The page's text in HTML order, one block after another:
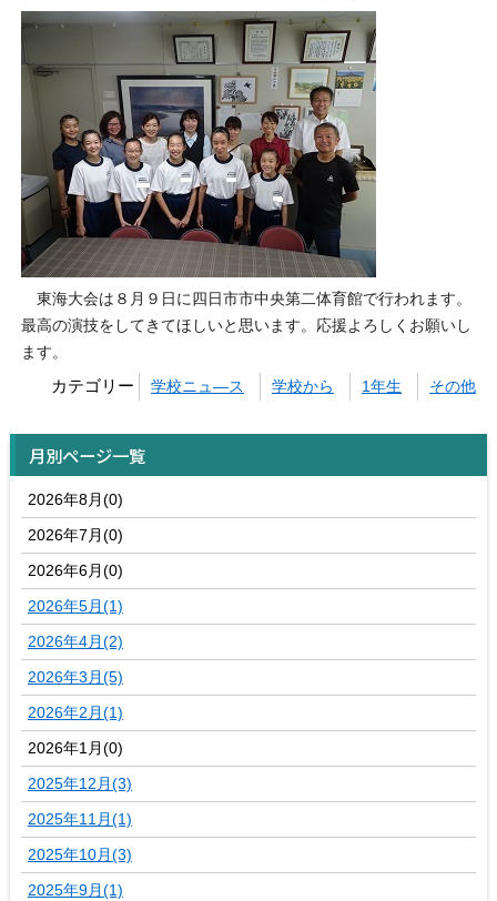
東海大会は８月９日に四日市市中央第二体育館で行われます。
最高の演技をしてきてほしいと思います。応援よろしくお願いし
ます。
カテゴリー 学校ニュ―ス 学校から 1年生 その他
月別ページ一覧
2026年8月(0)
2026年7月(0)
2026年6月(0)
2026年5月(1)
2026年4月(2)
2026年3月(5)
2026年2月(1)
2026年1月(0)
2025年12月(3)
2025年11月(1)
2025年10月(3)
2025年9月(1)